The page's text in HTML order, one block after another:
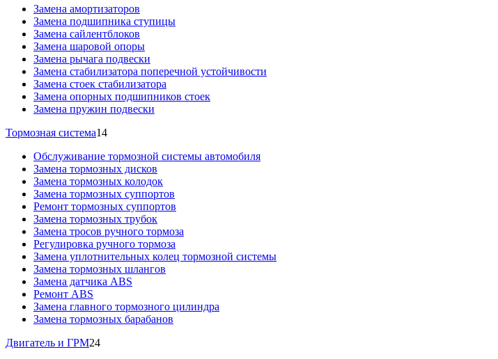
Замена амортизаторов
Замена подшипника ступицы
Замена сайлентблоков
Замена шаровой опоры
Замена рычага подвески
Замена стабилизатора поперечной устойчивости
Замена стоек стабилизатора
Замена опорных подшипников стоек
Замена пружин подвески
Тормозная система14
Обслуживание тормозной системы автомобиля
Замена тормозных дисков
Замена тормозных колодок
Замена тормозных суппортов
Ремонт тормозных суппортов
Замена тормозных трубок
Замена тросов ручного тормоза
Регулировка ручного тормоза
Замена уплотнительных колец тормозной системы
Замена тормозных шлангов
Замена датчика ABS
Ремонт ABS
Замена главного тормозного цилиндра
Замена тормозных барабанов
Двигатель и ГРМ24